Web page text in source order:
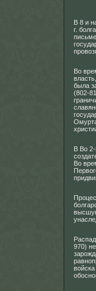
В 8 и
г.
Во
была
(802-
В Во
Во
970)